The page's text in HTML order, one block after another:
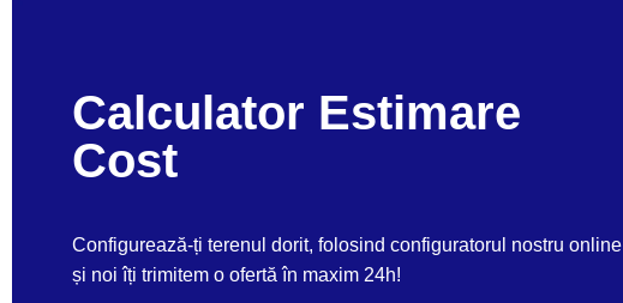
Calculator Estimare
Cost
Configurează-ți terenul dorit, folosind configuratorul nostru online
și noi îți trimitem o ofertă în maxim 24h!